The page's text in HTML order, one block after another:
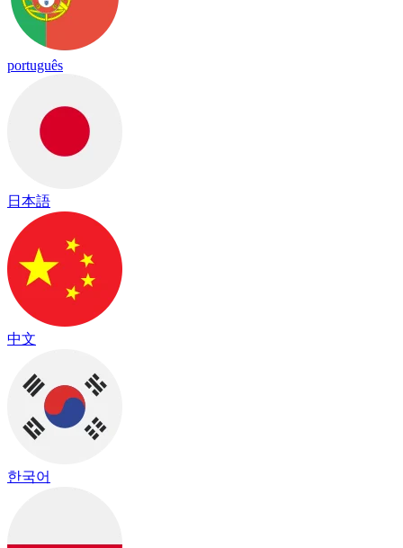
português
日本語
中文
한국어